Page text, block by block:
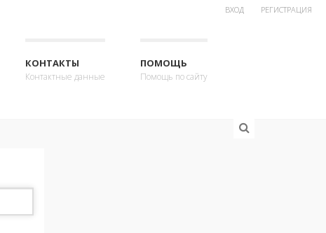
ВХОД РЕГИСТРАЦИЯ
КОНТАКТЫ
Контактные данные
ПОМОЩЬ
Помощь по сайту